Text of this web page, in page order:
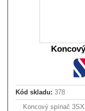
Kód skladu: 378
Koncový spínač